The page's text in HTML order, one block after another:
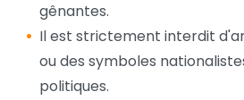
gênantes.
Il est strictement interdit
ou des symboles
politiques.